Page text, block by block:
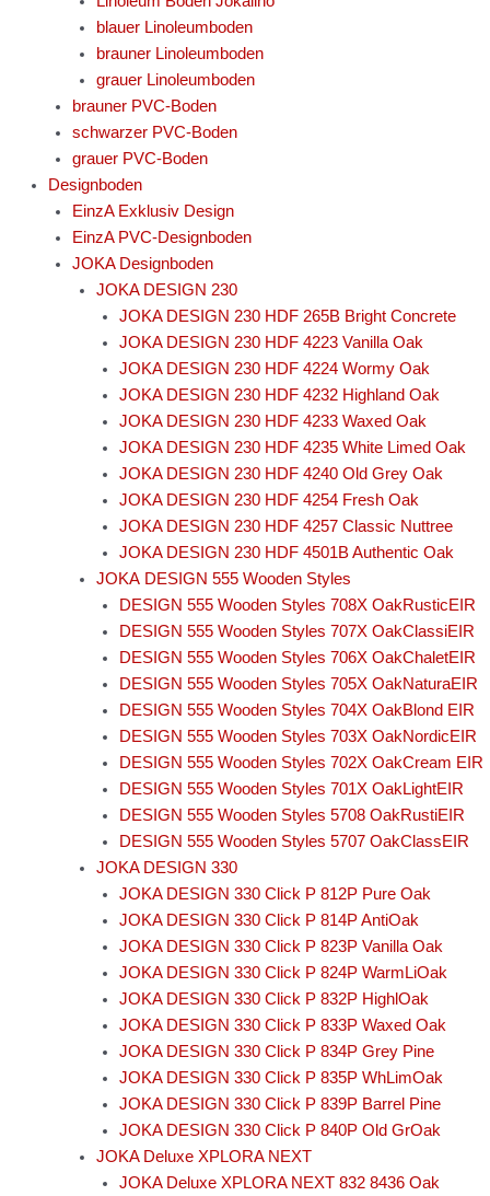
blauer Linoleumboden
brauner Linoleumboden
grauer Linoleumboden
brauner PVC-Boden
schwarzer PVC-Boden
grauer PVC-Boden
Designboden
EinzA Exklusiv Design
EinzA PVC-Designboden
JOKA Designboden
JOKA DESIGN 230
JOKA DESIGN 230 HDF 265B Bright Concrete
JOKA DESIGN 230 HDF 4223 Vanilla Oak
JOKA DESIGN 230 HDF 4224 Wormy Oak
JOKA DESIGN 230 HDF 4232 Highland Oak
JOKA DESIGN 230 HDF 4233 Waxed Oak
JOKA DESIGN 230 HDF 4235 White Limed Oak
JOKA DESIGN 230 HDF 4240 Old Grey Oak
JOKA DESIGN 230 HDF 4254 Fresh Oak
JOKA DESIGN 230 HDF 4257 Classic Nuttree
JOKA DESIGN 230 HDF 4501B Authentic Oak
JOKA DESIGN 555 Wooden Styles
DESIGN 555 Wooden Styles 708X OakRusticEIR
DESIGN 555 Wooden Styles 707X OakClassiEIR
DESIGN 555 Wooden Styles 706X OakChaletEIR
DESIGN 555 Wooden Styles 705X OakNaturaEIR
DESIGN 555 Wooden Styles 704X OakBlond EIR
DESIGN 555 Wooden Styles 703X OakNordicEIR
DESIGN 555 Wooden Styles 702X OakCream EIR
DESIGN 555 Wooden Styles 701X OakLightEIR
DESIGN 555 Wooden Styles 5708 OakRustiEIR
DESIGN 555 Wooden Styles 5707 OakClassEIR
JOKA DESIGN 330
JOKA DESIGN 330 Click P 812P Pure Oak
JOKA DESIGN 330 Click P 814P AntiOak
JOKA DESIGN 330 Click P 823P Vanilla Oak
JOKA DESIGN 330 Click P 824P WarmLiOak
JOKA DESIGN 330 Click P 832P HighlOak
JOKA DESIGN 330 Click P 833P Waxed Oak
JOKA DESIGN 330 Click P 834P Grey Pine
JOKA DESIGN 330 Click P 835P WhLimOak
JOKA DESIGN 330 Click P 839P Barrel Pine
JOKA DESIGN 330 Click P 840P Old GrOak
JOKA Deluxe XPLORA NEXT
JOKA Deluxe XPLORA NEXT 832 8436 Oak